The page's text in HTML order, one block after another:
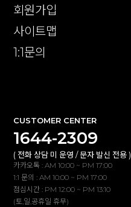
회원가입
사이트맵
1:1문의
CUSTOMER CENTER
1644-2309
( 전화 상담 미 운영 / 문자 발신 전용 )
카카오톡 : AM 10:00 ~ PM 17:00
1:1 문의 : AM 10:00 ~ PM 17:00
점심시간 : PM 12:00 ~ PM 13:10
(토,일,공휴일 휴무)